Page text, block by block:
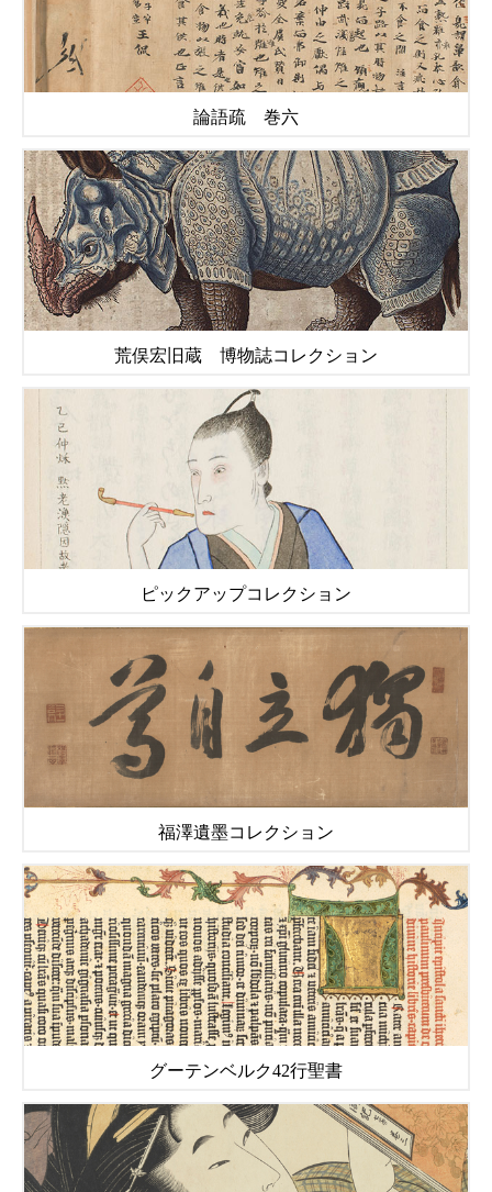
論語疏 巻六
荒俣宏旧蔵 博物誌コレクション
ピックアップコレクション
福澤遺墨コレクション
グーテンベルク42行聖書